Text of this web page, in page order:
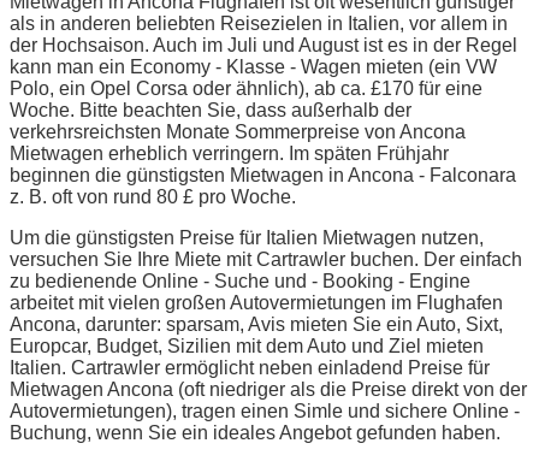
als in anderen beliebten Reisezielen in Italien, vor allem in
der Hochsaison. Auch im Juli und August ist es in der Regel
kann man ein Economy - Klasse - Wagen mieten (ein VW
Polo, ein Opel Corsa oder ähnlich), ab ca. £170 für eine
Woche. Bitte beachten Sie, dass außerhalb der
verkehrsreichsten Monate Sommerpreise von Ancona
Mietwagen erheblich verringern. Im späten Frühjahr
beginnen die günstigsten Mietwagen in Ancona - Falconara
z. B. oft von rund 80 £ pro Woche.
Um die günstigsten Preise für Italien Mietwagen nutzen,
versuchen Sie Ihre Miete mit Cartrawler buchen. Der einfach
zu bedienende Online - Suche und - Booking - Engine
arbeitet mit vielen großen Autovermietungen im Flughafen
Ancona, darunter: sparsam, Avis mieten Sie ein Auto, Sixt,
Europcar, Budget, Sizilien mit dem Auto und Ziel mieten
Italien. Cartrawler ermöglicht neben einladend Preise für
Mietwagen Ancona (oft niedriger als die Preise direkt von der
Autovermietungen), tragen einen Simle und sichere Online -
Buchung, wenn Sie ein ideales Angebot gefunden haben.